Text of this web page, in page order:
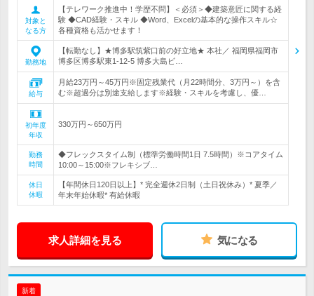
対象と
なる方
【テレワーク推進中！学歴不問】＜必須＞◆建築意匠に関する経
験 ◆CAD経験・スキル ◆Word、Excelの基本的な操作スキル☆
各種資格も活かせます！
勤務地
【転勤なし】★博多駅筑紫口前の好立地★ 本社／ 福岡県福岡市
博多区博多駅東1-12-5 博多大島ビ…
給与
月給23万円～45万円※固定残業代（月22時間分、3万円～）を含
む※超過分は別途支給します※経験・スキルを考慮し、優…
初年度
年収
330万円～650万円
勤務
時間
◆フレックスタイム制（標準労働時間1日 7.5時間）※コアタイム
10:00～15:00※フレキシブ…
休日
休暇
【年間休日120日以上】* 完全週休2日制（土日祝休み）* 夏季／
年末年始休暇* 有給休暇
求人詳細を見る 気になる
新着